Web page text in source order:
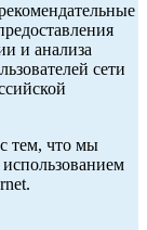
и анализа
сети
тем, что мы